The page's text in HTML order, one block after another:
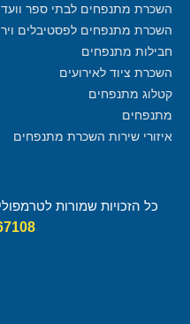
השכרת מתנפחים לבתי ספר
השכרת מתנפחים לפסטיבלים
חבילות מתנפחים
השכרת ציוד לאירועים
קטלוג מתנפחים
מתנפחים
איזורי שירות השכרת מתנפחים
כל הזכויות שמורות